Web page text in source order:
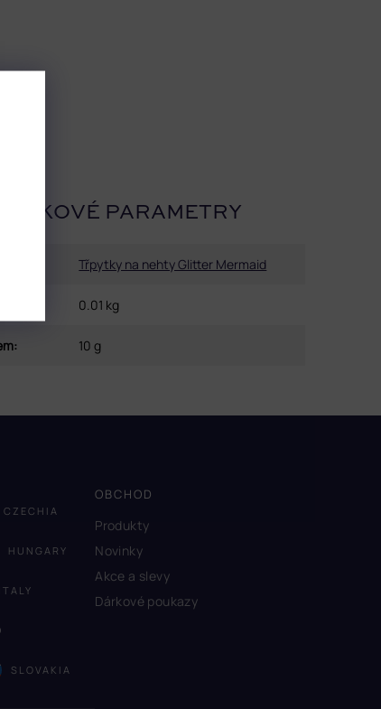
PARAMETRY
Třpytky na nehty Glitter Mermaid
0.01 kg
: 10 g
CZECHIA
HUNGARY
ITALY
SLOVAKIA
OBCHOD
Produkty
Novinky
Akce a slevy
Dárkové poukazy